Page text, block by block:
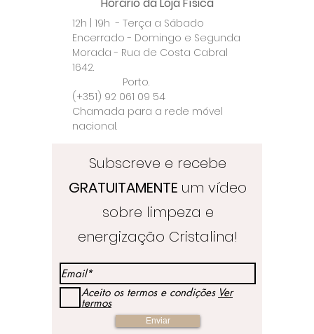
12h | 19h - Terça a Sábado
Encerrado - Domingo e Segunda
Morada - Rua de Costa Cabral
1642.
Porto.
(+351) 92 061 09 54
Chamada para a rede móvel
nacional.
Subscreve e recebe
GRATUITAMENTE um vídeo
sobre limpeza e
energização Cristalina!
Aceito os termos e condições Ver
termos
Enviar